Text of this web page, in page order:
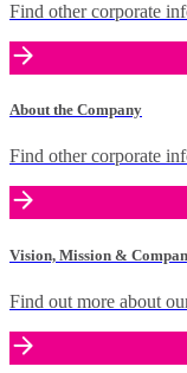
Find other corporate
About the Company
Find other corporate
Vision, Mission &
Find out more about